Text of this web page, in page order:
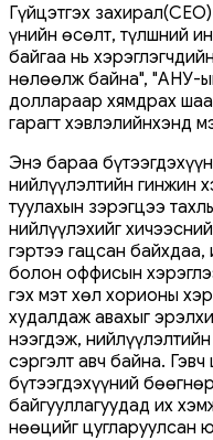
Гүйцэтгэх
үнийн өсөлт, түлшний
байгаа нь
нөлөөлж байна", "АНУ-
доллараар хямдрах
гарагт хэвлэлийнхэнд
Энэ бараа
нийлүүлэлтийн гинжин
туулахын зэрэгцээ
нийлүүлэхийг
гэртээ гацсан байхдаа,
болон оффисын
гэх мэт хөл хорионы
худалдаж авахыг
нээгдэж,
сэргэлт авч байна.
бүтээгдэхүүний
байгууллагуудад их
нөөцийг цугларуулсан